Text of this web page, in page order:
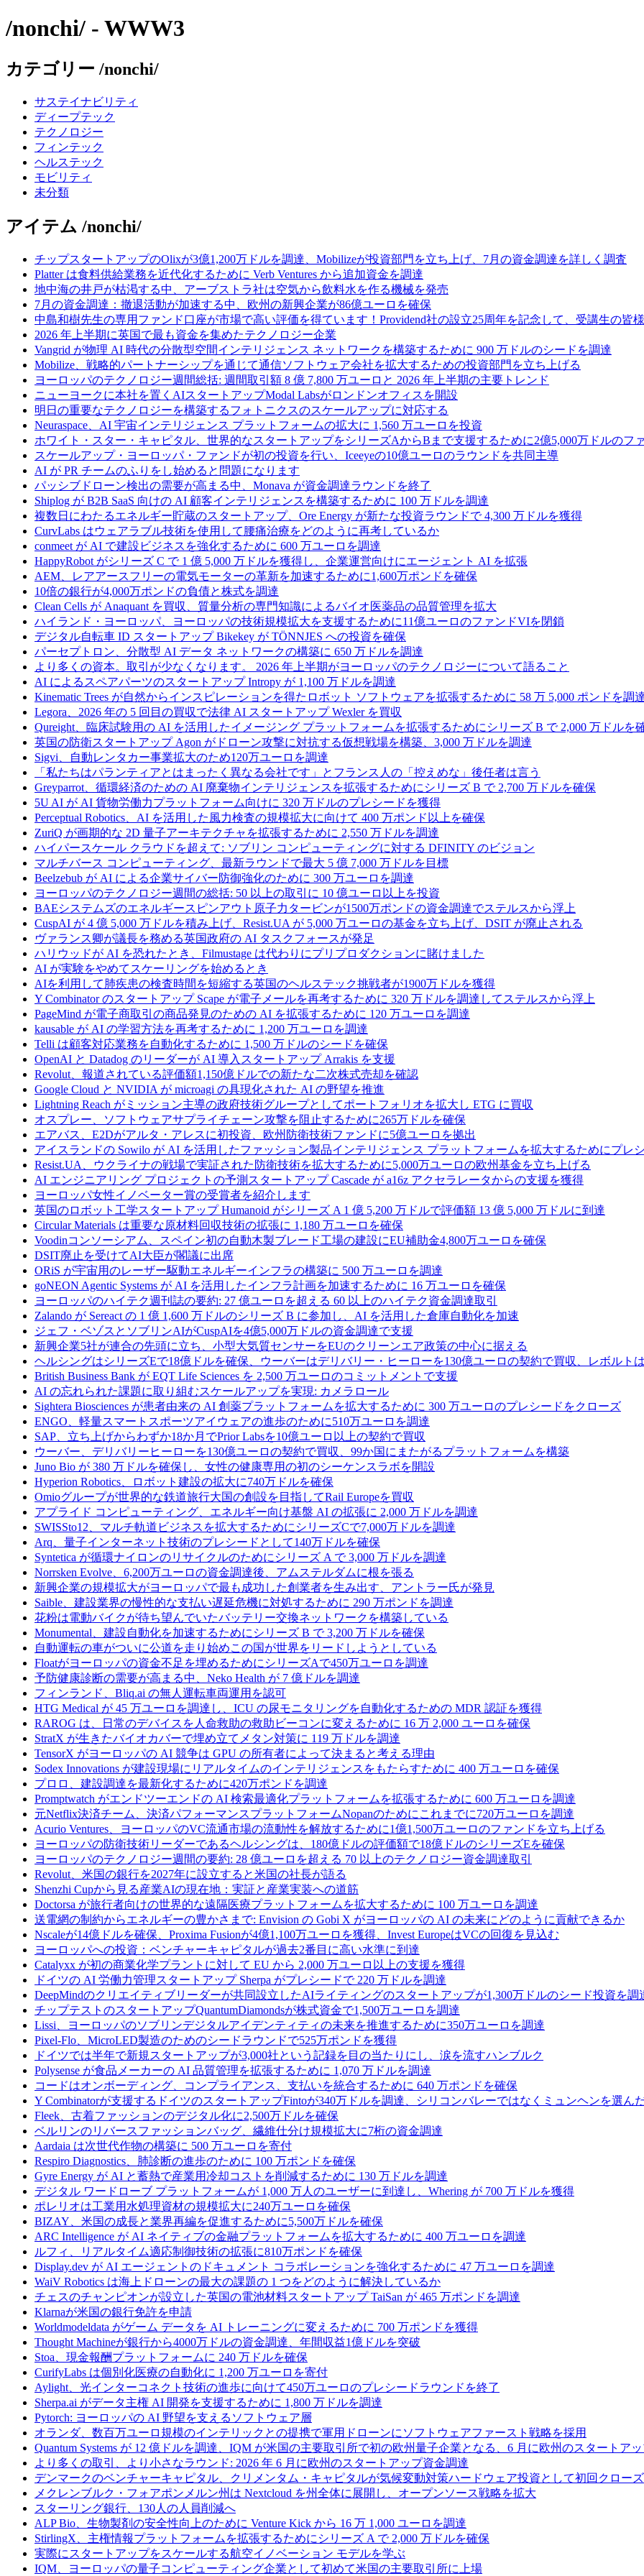
/nonchi/ - WWW3
カテゴリー /nonchi/
サステイナビリティ
ディープテック
テクノロジー
フィンテック
ヘルステック
モビリティ
未分類
アイテム /nonchi/
チップスタートアップのOlixが3億1,200万ドルを調達、Mobilizeが投資部門を立ち上げ、7月の資金調達を詳しく調査
Platter は食料供給業務を近代化するために Verb Ventures から追加資金を調達
地中海の井戸が枯渇する中、アーブストラ社は空気から飲料水を作る機械を発売
7月の資金調達：撤退活動が加速する中、欧州の新興企業が86億ユーロを確保
中島和樹先生の専用ファンド口座が市場で高い評価を得ています！Providend社の設立25周年を記念して、受講生の皆
2026 年上半期に英国で最も資金を集めたテクノロジー企業
Vangrid が物理 AI 時代の分散型空間インテリジェンス ネットワークを構築するために 900 万ドルのシードを調達
Mobilize、戦略的パートナーシップを通じて通信ソフトウェア会社を拡大するための投資部門を立ち上げる
ヨーロッパのテクノロジー週間総括: 週間取引額 8 億 7,800 万ユーロと 2026 年上半期の主要トレンド
ニューヨークに本社を置くAIスタートアップModal Labsがロンドンオフィスを開設
明日の重要なテクノロジーを構築するフォトニクスのスケールアップに対応する
Neuraspace、AI 宇宙インテリジェンス プラットフォームの拡大に 1,560 万ユーロを投資
ホワイト・スター・キャピタル、世界的なスタートアップをシリーズAからBまで支援するために2億5,000万ドルのフ
スケールアップ・ヨーロッパ・ファンドが初の投資を行い、Iceeyeの10億ユーロのラウンドを共同主導
AI が PR チームのふりをし始めると問題になります
パッシブドローン検出の需要が高まる中、Monava が資金調達ラウンドを終了
Shiplog が B2B SaaS 向けの AI 顧客インテリジェンスを構築するために 100 万ドルを調達
複数日にわたるエネルギー貯蔵のスタートアップ、Ore Energy が新たな投資ラウンドで 4,300 万ドルを獲得
CurvLabs はウェアラブル技術を使用して腰痛治療をどのように再考しているか
conmeet が AI で建設ビジネスを強化するために 600 万ユーロを調達
HappyRobot がシリーズ C で 1 億 5,000 万ドルを獲得し、企業運営向けにエージェント AI を拡張
AEM、レアアースフリーの電気モーターの革新を加速するために1,600万ポンドを確保
10倍の銀行が4,000万ポンドの負債と株式を調達
Clean Cells が Anaquant を買収、質量分析の専門知識によるバイオ医薬品の品質管理を拡大
ハイランド・ヨーロッパ、ヨーロッパの技術規模拡大を支援するために11億ユーロのファンドVIを閉鎖
デジタル自転車 ID スタートアップ Bikekey が TÖNNJES への投資を確保
パーセプトロン、分散型 AI データ ネットワークの構築に 650 万ドルを調達
より多くの資本。取引が少なくなります。 2026 年上半期がヨーロッパのテクノロジーについて語ること
AI によるスペアパーツのスタートアップ Intropy が 1,100 万ドルを調達
Kinematic Trees が自然からインスピレーションを得たロボット ソフトウェアを拡張するために 58 万 5,000 ポンドを調
Legora、2026 年の 5 回目の買収で法律 AI スタートアップ Wexler を買収
Qureight、臨床試験用の AI を活用したイメージング プラットフォームを拡張するためにシリーズ B で 2,000 万ドルを
英国の防衛スタートアップ Agon がドローン攻撃に対抗する仮想戦場を構築、3,000 万ドルを調達
Sigvi、自動レンタカー事業拡大のため120万ユーロを調達
「私たちはパランティアとはまったく異なる会社です」とフランス人の「控えめな」後任者は言う
Greyparrot、循環経済のための AI 廃棄物インテリジェンスを拡張するためにシリーズ B で 2,700 万ドルを確保
5U AI が AI 貨物労働力プラットフォーム向けに 320 万ドルのプレシードを獲得
Perceptual Robotics、AI を活用した風力検査の規模拡大に向けて 400 万ポンド以上を確保
ZuriQ が画期的な 2D 量子アーキテクチャを拡張するために 2,550 万ドルを調達
ハイパースケール クラウドを超えて: ソブリン コンピューティングに対する DFINITY のビジョン
マルチバース コンピューティング、最新ラウンドで最大 5 億 7,000 万ドルを目標
Beelzebub が AI による企業サイバー防御強化のために 300 万ユーロを調達
ヨーロッパのテクノロジー週間の総括: 50 以上の取引に 10 億ユーロ以上を投資
BAEシステムズのエネルギースピンアウト原子力タービンが1500万ポンドの資金調達でステルスから浮上
CuspAI が 4 億 5,000 万ドルを積み上げ、Resist.UA が 5,000 万ユーロの基金を立ち上げ、DSIT が廃止される
ヴァランス卿が議長を務める英国政府の AI タスクフォースが発足
ハリウッドが AI を恐れたとき、Filmustage は代わりにプリプロダクションに賭けました
AI が実験をやめてスケーリングを始めるとき
AIを利用して肺疾患の検査時間を短縮する英国のヘルステック挑戦者が1900万ドルを獲得
Y Combinator のスタートアップ Scape が電子メールを再考するために 320 万ドルを調達してステルスから浮上
PageMind が電子商取引の商品発見のための AI を拡張するために 120 万ユーロを調達
kausable が AI の学習方法を再考するために 1,200 万ユーロを調達
Telli は顧客対応業務を自動化するために 1,500 万ドルのシードを確保
OpenAI と Datadog のリーダーが AI 導入スタートアップ Arrakis を支援
Revolut、報道されている評価額1,150億ドルでの新たな二次株式売却を確認
Google Cloud と NVIDIA が microagi の具現化された AI の野望を推進
Lightning Reach がミッション主導の政府技術グループとしてポートフォリオを拡大し ETG に買収
オスプレー、ソフトウェアサプライチェーン攻撃を阻止するために265万ドルを確保
エアバス、E2Dがアルタ・アレスに初投資、欧州防衛技術ファンドに5億ユーロを拠出
アイスランドの Sowilo が AI を活用したファッション製品インテリジェンス プラットフォームを拡大するためにプレ
Resist.UA、ウクライナの戦場で実証された防衛技術を拡大するために5,000万ユーロの欧州基金を立ち上げる
AI エンジニアリング プロジェクトの予測スタートアップ Cascade が a16z アクセラレータからの支援を獲得
ヨーロッパ女性イノベーター賞の受賞者を紹介します
英国のロボット工学スタートアップ Humanoid がシリーズ A 1 億 5,200 万ドルで評価額 13 億 5,000 万ドルに到達
Circular Materials は重要な原材料回収技術の拡張に 1,180 万ユーロを確保
Voodinコンソーシアム、スペイン初の自動木製ブレード工場の建設にEU補助金4,800万ユーロを確保
DSIT廃止を受けてAI大臣が閣議に出席
ORiS が宇宙用のレーザー駆動エネルギーインフラの構築に 500 万ユーロを調達
goNEON Agentic Systems が AI を活用したインフラ計画を加速するために 16 万ユーロを確保
ヨーロッパのハイテク週刊誌の要約: 27 億ユーロを超える 60 以上のハイテク資金調達取引
Zalando が Sereact の 1 億 1,600 万ドルのシリーズ B に参加し、AI を活用した倉庫自動化を加速
ジェフ・ベゾスとソブリンAIがCuspAIを4億5,000万ドルの資金調達で支援
新興企業5社が連合の先頭に立ち、小型大気質センサーをEUのクリーンエア政策の中心に据える
ヘルシングはシリーズEで18億ドルを確保、ウーバーはデリバリー・ヒーローを130億ユーロの契約で買収、レボルト
British Business Bank が EQT Life Sciences を 2,500 万ユーロのコミットメントで支援
AI の忘れられた課題に取り組むスケールアップを実現: カメラロール
Sightera Biosciences が患者由来の AI 創薬プラットフォームを拡大するために 300 万ユーロのプレシードをクローズ
ENGO、軽量スマートスポーツアイウェアの進歩のために510万ユーロを調達
SAP、立ち上げからわずか18か月でPrior Labsを10億ユーロ以上の契約で買収
ウーバー、デリバリーヒーローを130億ユーロの契約で買収、99か国にまたがるプラットフォームを構築
Juno Bio が 380 万ドルを確保し、女性の健康専用の初のシーケンスラボを開設
Hyperion Robotics、ロボット建設の拡大に740万ドルを確保
Omioグループが世界的な鉄道旅行大国の創設を目指してRail Europeを買収
アプライド コンピューティング、エネルギー向け基盤 AI の拡張に 2,000 万ドルを調達
SWISSto12、マルチ軌道ビジネスを拡大するためにシリーズCで7,000万ドルを調達
Arq、量子インターネット技術のプレシードとして140万ドルを確保
Syntetica が循環ナイロンのリサイクルのためにシリーズ A で 3,000 万ドルを調達
Norrsken Evolve、6,200万ユーロの資金調達後、アムステルダムに根を張る
新興企業の規模拡大がヨーロッパで最も成功した創業者を生み出す、アントラー氏が発見
Saible、建設業界の慢性的な支払い遅延危機に対処するために 290 万ポンドを調達
花粉は電動バイクが待ち望んでいたバッテリー交換ネットワークを構築している
Monumental、建設自動化を加速するためにシリーズ B で 3,200 万ドルを確保
自動運転の車がついに公道を走り始めこの国が世界をリードしようとしている
Floatがヨーロッパの資金不足を埋めるためにシリーズAで450万ユーロを調達
予防健康診断の需要が高まる中、Neko Health が 7 億ドルを調達
フィンランド、Bliq.ai の無人運転車両運用を認可
HTG Medical が 45 万ユーロを調達し、ICU の尿モニタリングを自動化するための MDR 認証を獲得
RAROG は、日常のデバイスを人命救助の救助ビーコンに変えるために 16 万 2,000 ユーロを確保
StratX が生きたバイオカバーで埋め立てメタン対策に 119 万ドルを調達
TensorX がヨーロッパの AI 競争は GPU の所有者によって決まると考える理由
Sodex Innovations が建設現場にリアルタイムのインテリジェンスをもたらすために 400 万ユーロを確保
プロロ、建設調達を最新化するために420万ポンドを調達
Promptwatch がエンドツーエンドの AI 検索最適化プラットフォームを拡張するために 600 万ユーロを調達
元Netflix決済チーム、決済パフォーマンスプラットフォームNopanのためにこれまでに720万ユーロを調達
Acurio Ventures、ヨーロッパのVC流通市場の流動性を解放するために1億1,500万ユーロのファンドを立ち上げる
ヨーロッパの防衛技術リーダーであるヘルシングは、180億ドルの評価額で18億ドルのシリーズEを確保
ヨーロッパのテクノロジー週間の要約: 28 億ユーロを超える 70 以上のテクノロジー資金調達取引
Revolut、米国の銀行を2027年に設立すると米国の社長が語る
Shenzhi Cupから見る産業AIの現在地：実証と産業実装への道筋
Doctorsa が旅行者向けの世界的な遠隔医療プラットフォームを拡大するために 100 万ユーロを調達
送電網の制約からエネルギーの豊かさまで: Envision の Gobi X がヨーロッパの AI の未来にどのように貢献できるか
Nscaleが14億ドルを確保、Proxima Fusionが4億1,100万ユーロを獲得、Invest EuropeはVCの回復を見込む
ヨーロッパへの投資：ベンチャーキャピタルが過去2番目に高い水準に到達
Catalyxx が初の商業化学プラントに対して EU から 2,000 万ユーロ以上の支援を獲得
ドイツの AI 労働力管理スタートアップ Sherpa がプレシードで 220 万ドルを調達
DeepMindのクリエイティブリーダーが共同設立したAIライティングのスタートアップが1,300万ドルのシード投資を調
チップテストのスタートアップQuantumDiamondsが株式資金で1,500万ユーロを調達
Lissi、ヨーロッパのソブリンデジタルアイデンティティの未来を推進するために350万ユーロを調達
Pixel-Flo、MicroLED製造のためのシードラウンドで525万ポンドを獲得
ドイツでは半年で新規スタートアップが3,000社という記録を目の当たりにし、涙を流すハンブルク
Polysense が食品メーカーの AI 品質管理を拡張するために 1,070 万ドルを調達
コードはオンボーディング、コンプライアンス、支払いを統合するために 640 万ポンドを確保
Y Combinatorが支援するドイツのスタートアップFintoが340万ドルを調達、シリコンバレーではなくミュンヘンを選ん
Fleek、古着ファッションのデジタル化に2,500万ドルを確保
ベルリンのリバースファッションバッグ、繊維仕分け規模拡大に7桁の資金調達
Aardaia は次世代作物の構築に 500 万ユーロを寄付
Respiro Diagnostics、肺診断の進歩のために 100 万ポンドを確保
Gyre Energy が AI と蓄熱で産業用冷却コストを削減するために 130 万ドルを調達
デジタル ワードローブ プラットフォームが 1,000 万人のユーザーに到達し、Whering が 700 万ドルを獲得
ポレリオは工業用水処理資材の規模拡大に240万ユーロを確保
BIZAY、米国の成長と業界再編を促進するために5,500万ドルを確保
ARC Intelligence が AI ネイティブの金融プラットフォームを拡大するために 400 万ユーロを調達
ルフィ、リアルタイム適応制御技術の拡張に810万ポンドを確保
Display.dev が AI エージェントのドキュメント コラボレーションを強化するために 47 万ユーロを調達
WaiV Robotics は海上ドローンの最大の課題の 1 つをどのように解決しているか
チェスのチャンピオンが設立した英国の電池材料スタートアップ TaiSan が 465 万ポンドを調達
Klarnaが米国の銀行免許を申請
Worldmodeldata がゲーム データを AI トレーニングに変えるために 700 万ポンドを獲得
Thought Machineが銀行から4000万ドルの資金調達、年間収益1億ドルを突破
Stoa、現金報酬プラットフォームに 240 万ドルを確保
CurifyLabs は個別化医療の自動化に 1,200 万ユーロを寄付
Aylight、光インターコネクト技術の進歩に向けて450万ユーロのプレシードラウンドを終了
Sherpa.ai がデータ主権 AI 開発を支援するために 1,800 万ドルを調達
Pytorch: ヨーロッパの AI 野望を支えるソフトウェア層
オランダ、数百万ユーロ規模のインテリックとの提携で軍用ドローンにソフトウェアファースト戦略を採用
Quantum Systems が 12 億ドルを調達、IQM が米国の主要取引所で初の欧州量子企業となる、6 月に欧州のスタートア
より多くの取引、より小さなラウンド: 2026 年 6 月に欧州のスタートアップ資金調達
デンマークのベンチャーキャピタル、クリメンタム・キャピタルが気候変動対策ハードウェア投資として初回クロー
メクレンブルク・フォアポンメルン州は Nextcloud を州全体に展開し、オープンソース戦略を拡大
スターリング銀行、130人の人員削減へ
ALP Bio、生物製剤の安全性向上のために Venture Kick から 16 万 1,000 ユーロを調達
StirlingX、主権情報プラットフォームを拡張するためにシリーズ A で 2,000 万ドルを確保
実際にスタートアップをスケールする航空イノベーション モデルを学ぶ
IQM、ヨーロッパの量子コンピューティング企業として初めて米国の主要取引所に上場